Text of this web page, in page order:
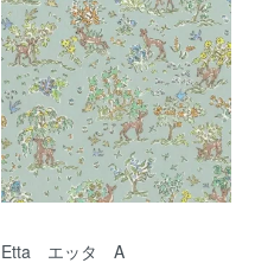
Etta エッタ A